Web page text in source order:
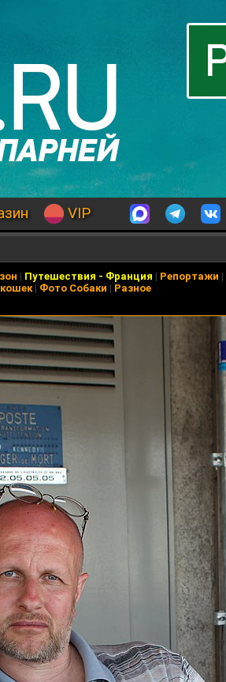
VIP
| Путешествия - Франция | Репортажи |
| Фото Собаки | Разное